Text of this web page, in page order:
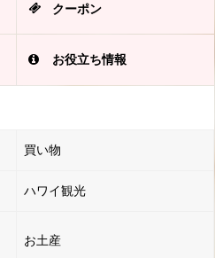
クーポン
お役立ち情報
買い物
ハワイ観光
お土産